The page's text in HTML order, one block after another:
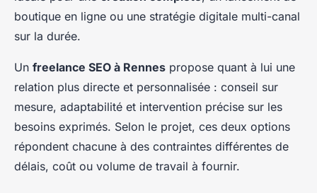
boutique en ligne ou une stratégie digitale multi-canal
sur la durée.
Un freelance SEO à Rennes propose quant à lui une
relation plus directe et personnalisée : conseil sur
mesure, adaptabilité et intervention précise sur les
besoins exprimés. Selon le projet, ces deux options
répondent chacune à des contraintes différentes de
délais, coût ou volume de travail à fournir.